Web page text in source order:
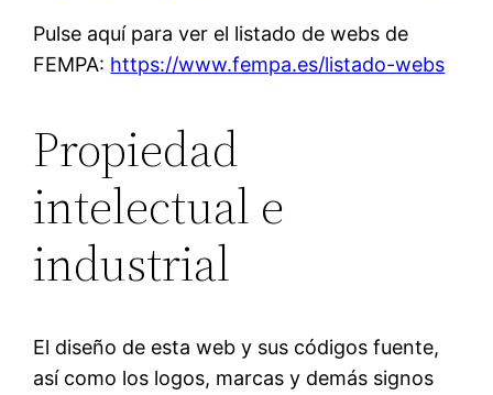
Pulse aquí para ver el listado de webs de
FEMPA: https://www.fempa.es/listado-webs
Propiedad
intelectual e
industrial
El diseño de esta web y sus códigos fuente,
así como los logos, marcas y demás signos